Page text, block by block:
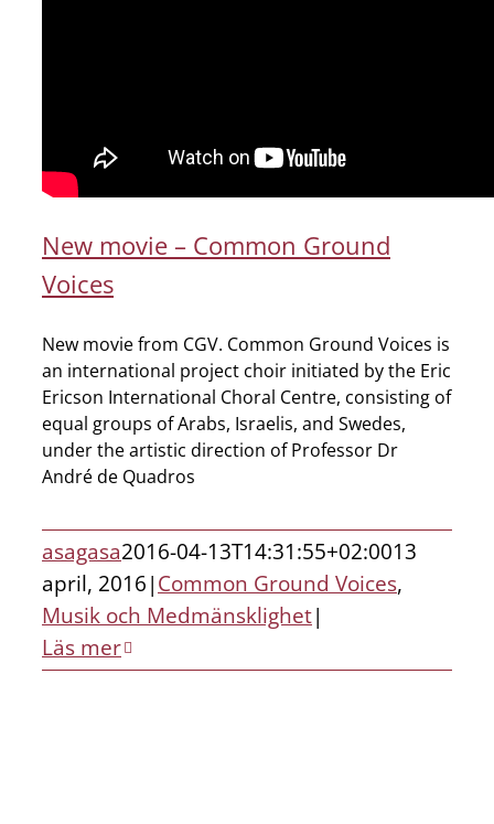
New movie – Common Ground
Voices
New movie from CGV. Common Ground Voices is
an international project choir initiated by the Eric
Ericson International Choral Centre, consisting of
equal groups of Arabs, Israelis, and Swedes,
under the artistic direction of Professor Dr
André de Quadros
asagasa2016-04-13T14:31:55+02:0013
april, 2016|Common Ground Voices,
Musik och Medmänsklighet|
Läs mer